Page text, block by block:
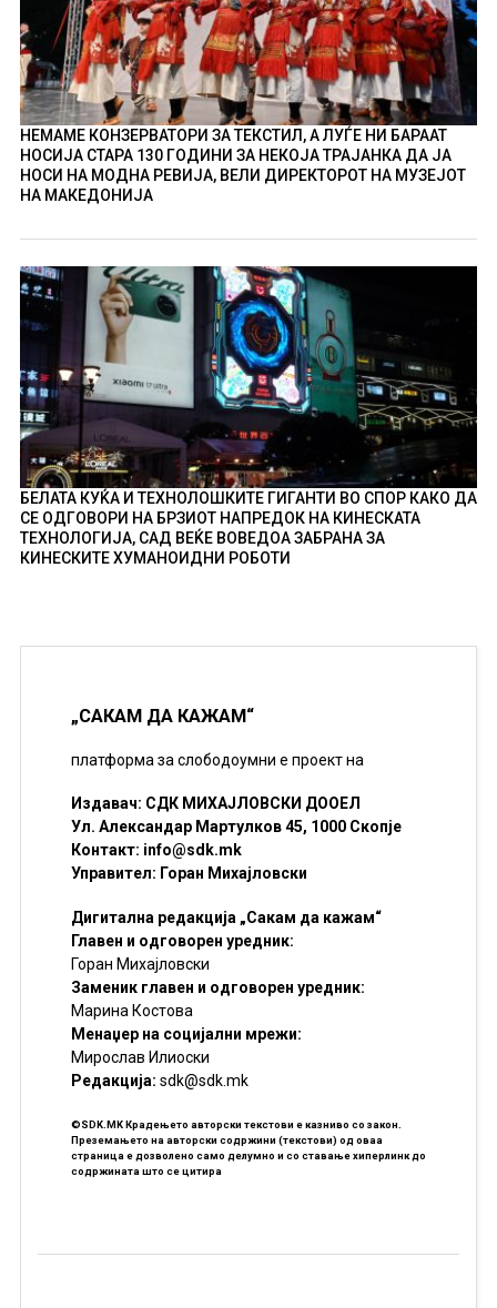
НЕМАМЕ КОНЗЕРВАТОРИ ЗА ТЕКСТИЛ, А ЛУЃЕ НИ БАРААТ
НОСИЈА СТАРА 130 ГОДИНИ ЗА НЕКОЈА ТРАЈАНКА ДА ЈА
НОСИ НА МОДНА РЕВИЈА, ВЕЛИ ДИРЕКТОРОТ НА МУЗЕЈОТ
НА МАКЕДОНИЈА
БЕЛАТА КУЌА И ТЕХНОЛОШКИТЕ ГИГАНТИ ВО СПОР КАКО ДА
СЕ ОДГОВОРИ НА БРЗИОТ НАПРЕДОК НА КИНЕСКАТА
ТЕХНОЛОГИЈА, САД ВЕЌЕ ВОВЕДОА ЗАБРАНА ЗА
КИНЕСКИТЕ ХУМАНОИДНИ РОБОТИ
„САКАМ ДА КАЖАМ“
платформа за слободоумни е проект на
Издавач: СДК МИХАЈЛОВСКИ ДООЕЛ
Ул. Александар Мартулков 45, 1000 Скопје
Контакт: info@sdk.mk
Управител: Горан Михајловски
Дигитална редакција „Сакам да кажам“
Главен и одговорен уредник:
Горан Михајловски
Заменик главен и одговорен уредник:
Марина Костова
Менаџер на социјални мрежи:
Мирослав Илиоски
Редакцијa: sdk@sdk.mk
©SDK.MK Крадењето авторски текстови е казниво со закон.
Преземањето на авторски содржини (текстови) од оваа
страница е дозволено само делумно и со ставање хиперлинк до
содржината што се цитира